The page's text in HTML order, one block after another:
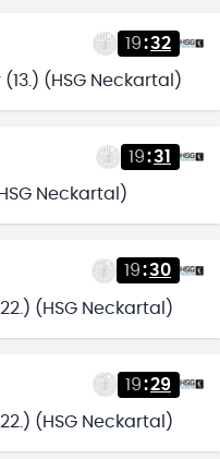
19:32
(HSG Neckartal)
19:31
Neckartal)
19:30
(HSG Neckartal)
19:29
(HSG Neckartal)